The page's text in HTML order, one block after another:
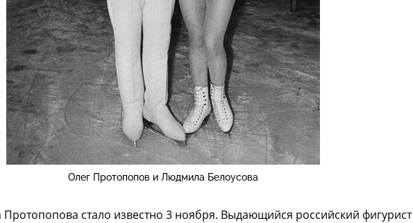
Олег Протопопов и Людмила Белоусова
стало известно 3 ноября. Выдающийся российский фигурист